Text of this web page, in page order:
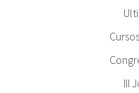
III